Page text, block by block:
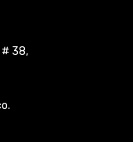
# 38,